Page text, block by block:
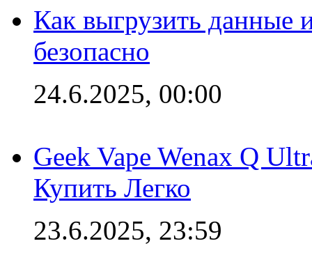
Как выгрузить данные
безопасно
24.6.2025, 00:00
Geek Vape Wenax Q
Купить Легко
23.6.2025, 23:59